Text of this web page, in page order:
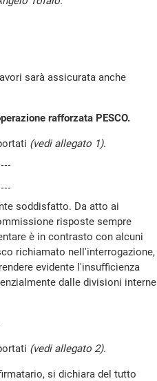
sarà assicurata anche
rafforzata PESCO.
(vedi allegato 1).
soddisfatto. Da atto ai
risposte sempre
è in contrasto con alcuni
richiamato nell'interrogazione,
evidente l'insufficienza
dalle divisioni interne
(vedi allegato 2).
si dichiara del tutto